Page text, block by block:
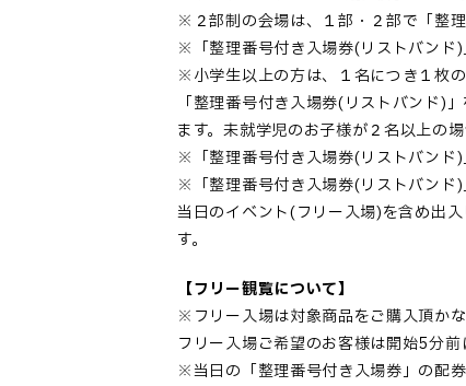
※２部制の会場は、１部・２部で「整
※「整理番号付き入場券(リストバンド)
※小学生以上の方は、１名につき１枚
「整理番号付き入場券(リストバンド)
ます。未就学児のお子様が２名以上の
※「整理番号付き入場券(リストバンド)
※「整理番号付き入場券(リストバンド)
当日のイベント(フリー入場)を含め出
す。
【フリー観覧について】
※フリー入場は対象商品をご購入頂かな
フリー入場ご希望のお客様は開始5分前
※当日の「整理番号付き入場券」の配